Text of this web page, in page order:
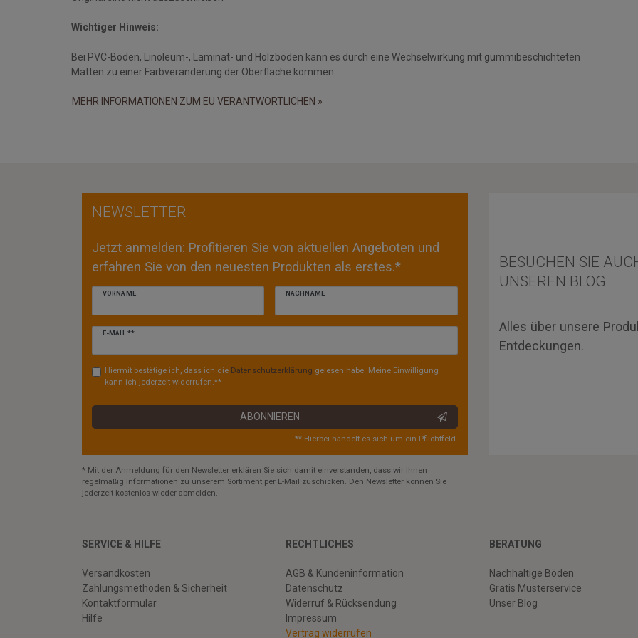
Wichtiger Hinweis:
Bei PVC-Böden, Linoleum-, Laminat- und Holzböden kann es durch eine Wechselwirkung mit gummibeschichteten
Matten zu einer Farbveränderung der Oberfläche kommen.
MEHR INFORMATIONEN ZUM EU VERANTWORTLICHEN »
NEWSLETTER
Jetzt anmelden: Profitieren Sie von aktuellen Angeboten und
erfahren Sie von den neuesten Produkten als erstes.*
VORNAME NACHNAME
E-MAIL **
Newsletter
Hiermit bestätige ich, dass ich die Daten­schutz­erklärung gelesen habe. Meine Einwilligung
kann ich jederzeit widerrufen.**
ABONNIEREN
** Hierbei handelt es sich um ein Pflichtfeld.
BESUCHEN SIE
UNSEREN BLOG
Alles über unsere
Entdeckungen.
* Mit der Anmeldung für den Newsletter erklären Sie sich damit einverstanden, dass wir Ihnen
regelmäßig Informationen zu unserem Sortiment per E-Mail zuschicken. Den Newsletter können Sie
jederzeit kostenlos wieder abmelden.
SERVICE & HILFE
Versandkosten
Zahlungsmethoden & Sicherheit
Kontaktformular
Hilfe
RECHTLICHES
AGB & Kundeninformation
Datenschutz
Widerruf & Rücksendung
Impressum
Vertrag widerrufen
BERATUNG
Nachhaltige Böden
Gratis Musterservice
Unser Blog